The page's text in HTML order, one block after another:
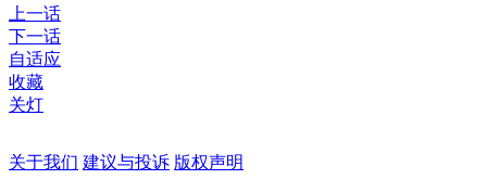
上一话
下一话
自适应
收藏
关灯
关于我们 建议与投诉 版权声明